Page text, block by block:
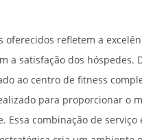
oferecidos refletem a
a satisfação dos hóspedes.
ao centro de fitness
para proporcionar o
Essa combinação de serviço